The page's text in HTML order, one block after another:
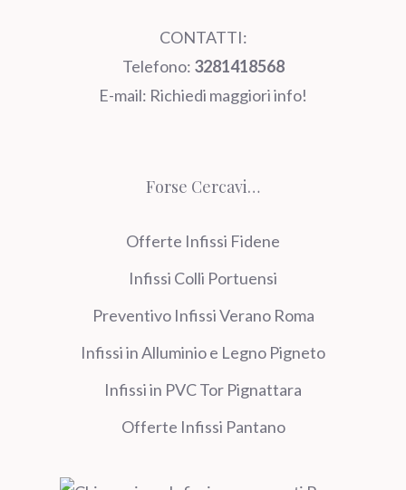
CONTATTI:
Telefono: 3281418568
E-mail: Richiedi maggiori info!
Forse Cercavi…
Offerte Infissi Fidene
Infissi Colli Portuensi
Preventivo Infissi Verano Roma
Infissi in Alluminio e Legno Pigneto
Infissi in PVC Tor Pignattara
Offerte Infissi Pantano